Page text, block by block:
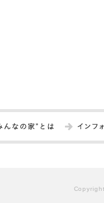
Copyright